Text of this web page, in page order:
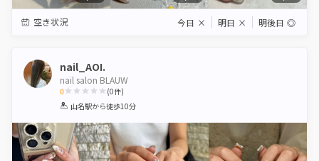
空き状況 今日 × 明日 × 明後日 ◎
nail_AOI.
nail salon BLAUW
0
1 2 3 4 5
(0件)
山名駅から徒歩10分